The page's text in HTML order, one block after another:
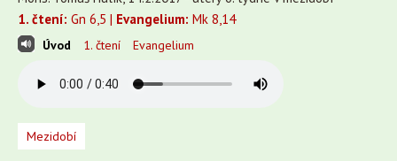
1. čtení: Gn 6,5 | Evangelium: Mk 8,14
Úvod 1. čtení Evangelium
Mezidobí